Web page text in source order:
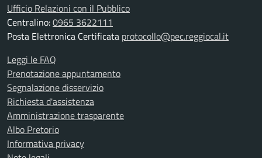
Ufficio Relazioni con il Pubblico
Centralino:0965 3622111
Posta Elettronica Certificata protocollo@pec.reggiocal.it
Leggi le FAQ
Prenotazione appuntamento
Segnalazione disservizio
Richiesta d'assistenza
Amministrazione trasparente
Albo Pretorio
Informativa privacy